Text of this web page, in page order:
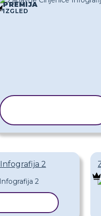
PREMIJA
IZGLED
2